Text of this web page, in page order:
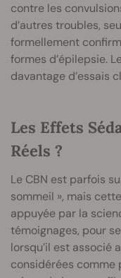
contre les
d’autres troubles,
formellement
formes d’épilepsie.
davantage d’essais
Les Effets
Réels ?
Le CBN est parfois
sommeil », mais
appuyée par la
témoignages, pour
lorsqu’il est associé
considérées comme